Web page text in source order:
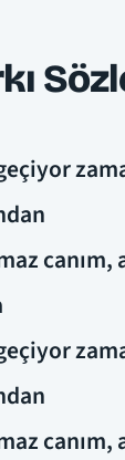
canım,
canım,